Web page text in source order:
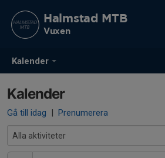
Kalender
Halmstad MTB
Vuxen
Kalender
Gå till idag | Prenumerera